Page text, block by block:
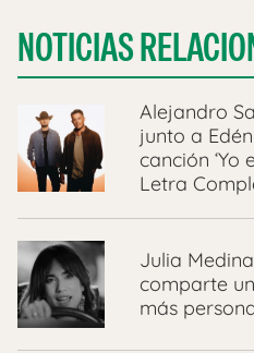
NOTICIAS
Alejandro
junto a
canción ‘Yo
Letra
Julia Medina
comparte
más